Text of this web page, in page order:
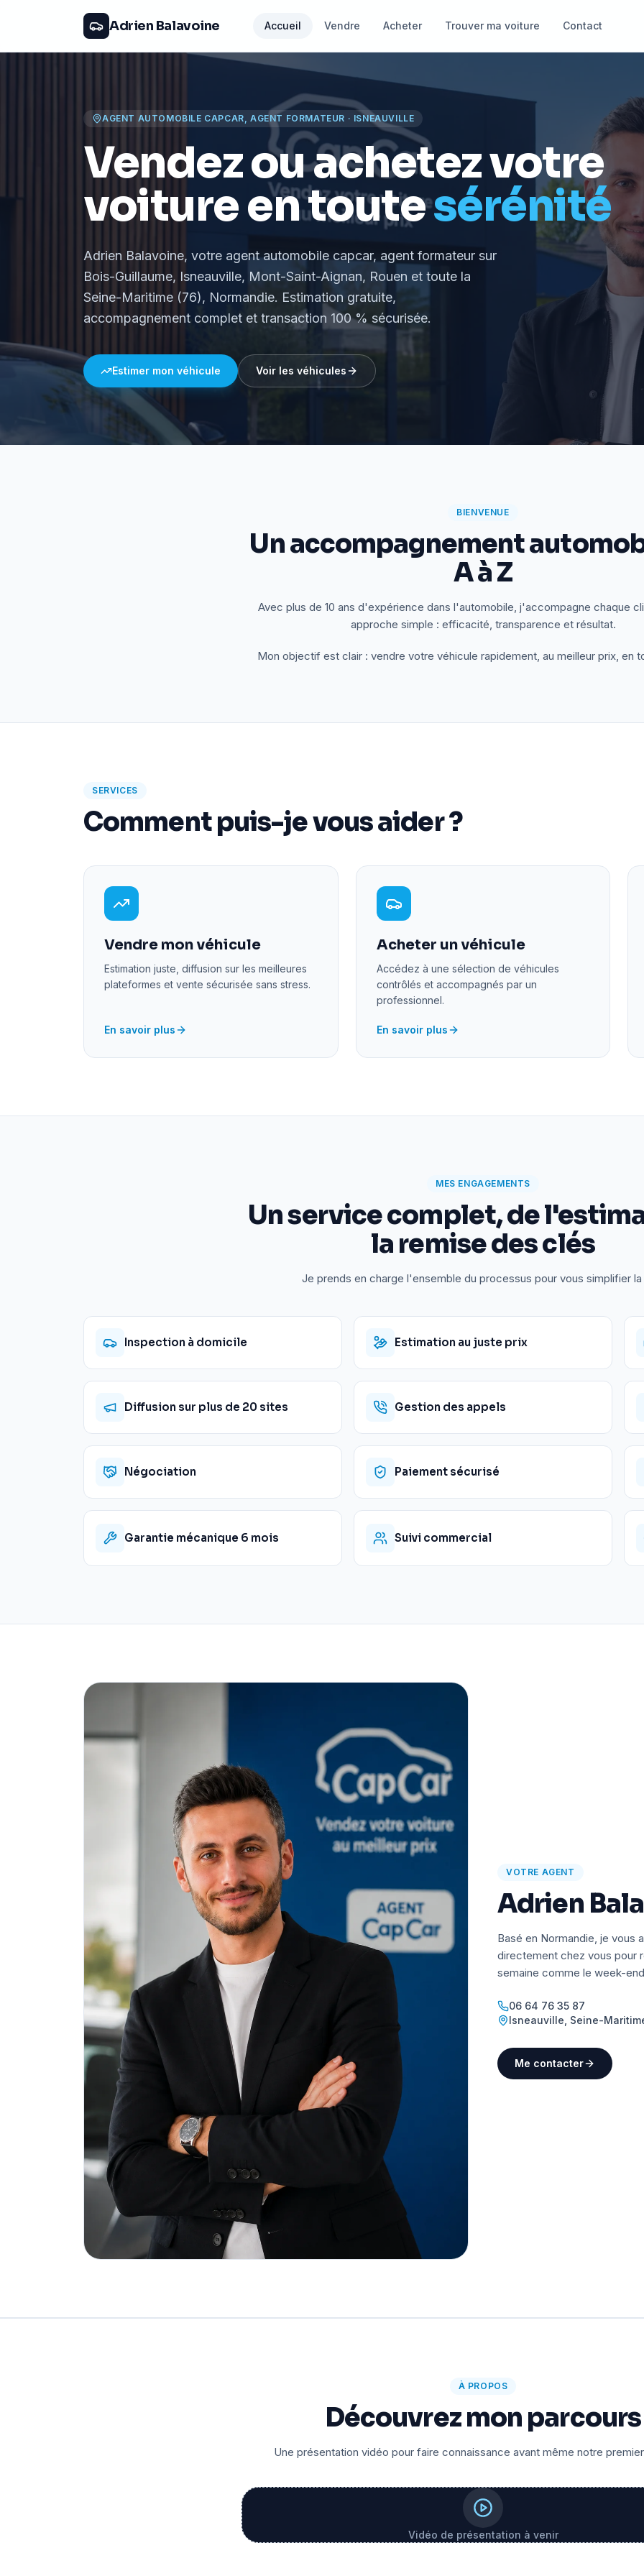
Adrien Balavoine Accueil Vendre Acheter Trouver ma voiture Contact
AGENT AUTOMOBILE CAPCAR, AGENT FORMATEUR · ISNEAUVILLE
Vendez ou achetez votre
voiture en toutesérénité
Adrien Balavoine, votre agent automobile capcar, agent formateur sur
Bois-Guillaume, Isneauville, Mont-Saint-Aignan, Rouen et toute la
Seine-Maritime (76), Normandie. Estimation gratuite,
accompagnement complet et transaction 100 % sécurisée.
Estimer mon véhicule Voir les véhicules
BIENVENUE
Un accompagnement
A à Z
Avec plus de 10 ans d'expérience dans l'automobile, j'accompagne chaque
approche simple : efficacité, transparence et résultat.
Mon objectif est clair : vendre votre véhicule rapidement, au meilleur prix, en
SERVICES
Comment puis-je vous aider ?
Vendre mon véhicule
Estimation juste, diffusion sur les meilleures
plateformes et vente sécurisée sans stress.
En savoir plus
Acheter un véhicule
Accédez à une sélection de véhicules
contrôlés et accompagnés par un
professionnel.
En savoir plus
MES ENGAGEMENTS
Un service complet, de
la remise des clés
Je prends en charge l'ensemble du processus pour vous simplifier la
Inspection à domicile Estimation au juste prix
Diffusion sur plus de 20 sites Gestion des appels
Négociation Paiement sécurisé
Garantie mécanique 6 mois Suivi commercial
VOTRE AGENT
Adrien
Basé en Normandie, je vous
directement chez vous pour
semaine comme le week-
06 64 76 35 87
Isneauville Seine-
Me contacter
À PROPOS
Découvrez mon parcours
Une présentation vidéo pour faire connaissance avant même notre
Vidéo de présentation à venir